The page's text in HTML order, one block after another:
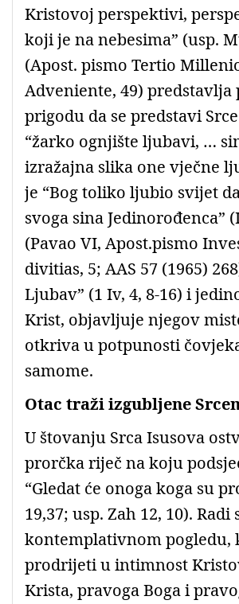
Kristovoj perspektivi,
koji je na nebesima” (usp.
(Apost. pismo Tertio
Adveniente, 49)
prigodu da se predstavi
“žarko ognjište ljubavi, …
izražajna slika one vječne
je “Bog toliko ljubio svijet
svoga sina Jedinorođenca”
(Pavao VI, Apost.pismo
divitias, 5; AAS 57 (1965)
Ljubav” (1 Iv, 4, 8-16) i
Krist, objavljuje njegov
otkriva u potpunosti
samome.
Otac traži izgubljene
U štovanju Srca Isusova
prorčka riječ na koju
“Gledat će onoga koga su
19,37; usp. Zah 12, 10).
kontemplativnom pogledu,
prodrijeti u intimnost
Krista, pravoga Boga i